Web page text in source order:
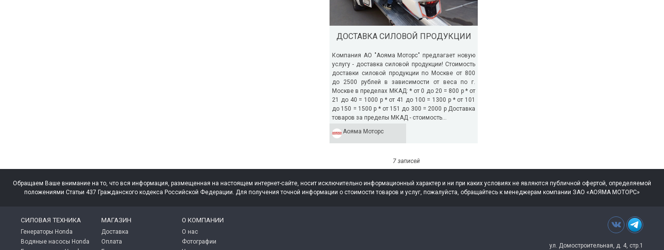
ДОСТАВКА СИЛОВОЙ ПРОДУКЦИИ
Компания АО "Аояма Моторс" предлагает новую
услугу - доставка силовой продукции! Стоимость
доставки силовой продукции по Москве от 800
до 2500 рублей в зависимости от веса по г.
Москве в пределах МКАД: * от 0 до 20 = 800 р * от
21 до 40 = 1000 р * от 41 до 100 = 1300 р * от 101
до 150 = 1500 р * от 151 до 300 = 2000 р Доставка
товаров за пределы МКАД - стоимость...
Аояма Моторс
7 записей
Обращаем Ваше внимание на то, что вся информация, размещенная на настоящем интернет-сайте, носит исключительно информационный характер и ни при каких условиях не являются публичной офертой, определяемой
положениями Статьи 437 Гражданского кодекса Российской Федерации. Для получения точной информации о стоимости товаров и услуг, пожалуйста, обращайтесь к менеджерам компании ЗАО «АОЯМА МОТОРС»
СИЛОВАЯ ТЕХНИКА
Генераторы Honda
Водяные насосы Honda
МАГАЗИН
Доставка
Оплата
О КОМПАНИИ
О нас
Фотографии
ул. Домостроительная, д. 4, стр.1